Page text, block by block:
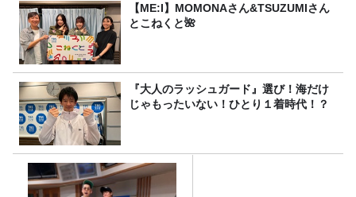
【ME:I】MOMONAさん&TSUZUMIさん
とこねくと🌺
『大人のラッシュガード』選び！海だけ
じゃもったいない！ひとり１着時代！？